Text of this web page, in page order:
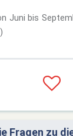
Juni bis
Fragen zu